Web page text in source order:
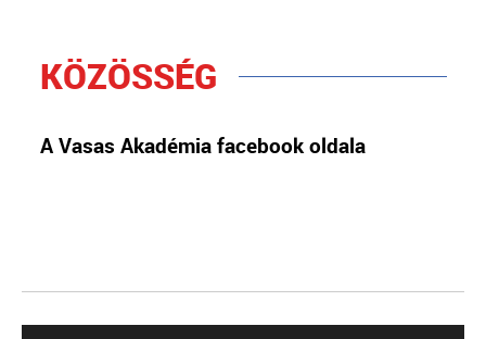
KÖZÖSSÉG
A Vasas Akadémia facebook oldala